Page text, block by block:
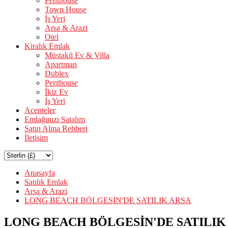
Town House
İş Yeri
Arsa & Arazi
Otel
Kiralık Emlak
Müstakil Ev & Villa
Apartman
Dublex
Penthouse
İkiz Ev
İş Yeri
Acenteler
Emlağınızı Satalım
Satın Alma Rehberi
İletişim
Anasayfa
Satılık Emlak
Arsa & Arazi
LONG BEACH BÖLGESİN'DE SATILIK ARSA
LONG BEACH BÖLGESİN'DE SATILIK